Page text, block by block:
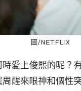
圖/NETFLIX
愛上俊熙的呢？
醒來眼神和個性